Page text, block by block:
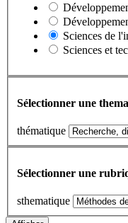
Sciences de
Sciences et
Sélectionner une
thématique
Sélectionner une
sthematique